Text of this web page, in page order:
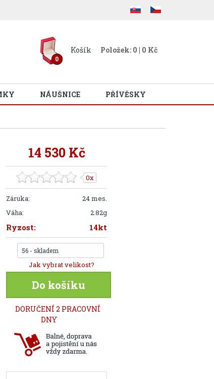
0
Košík Položek: 0 | 0 Kč
NÁUŠNICE PŘÍVĚSKY
14 530 Kč
0x
Záruka:
24 mes.
Váha:
2.82g
Ryzost: 14kt
56 - skladem
Jak vybrat velikost?
Do košíku
DORUČENÍ 2 PRACOVNÍ
DNY